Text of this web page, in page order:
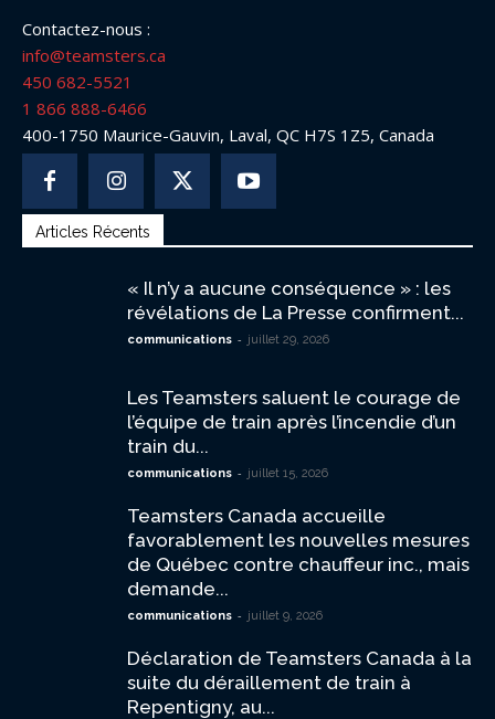
Contactez-nous :
info@teamsters.ca
450 682-5521
1 866 888-6466
400-1750 Maurice-Gauvin, Laval, QC H7S 1Z5, Canada
Articles Récents
« Il n’y a aucune conséquence » : les
révélations de La Presse confirment...
communications - juillet 29, 2026
Les Teamsters saluent le courage de
l’équipe de train après l’incendie d’un
train du...
communications - juillet 15, 2026
Teamsters Canada accueille
favorablement les nouvelles mesures
de Québec contre chauffeur inc., mais
demande...
communications - juillet 9, 2026
Déclaration de Teamsters Canada à la
suite du déraillement de train à
Repentigny, au...